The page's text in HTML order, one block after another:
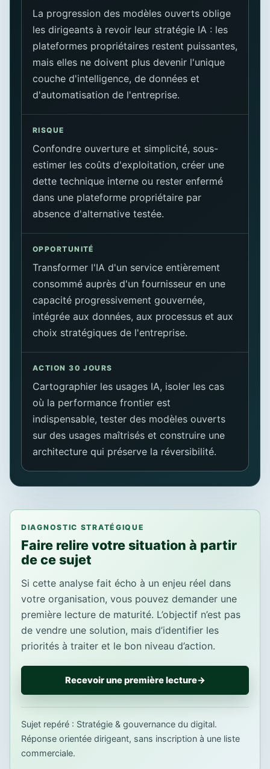
La progression des modèles ouverts oblige
les dirigeants à revoir leur stratégie IA : les
plateformes propriétaires restent puissantes,
mais elles ne doivent plus devenir l'unique
couche d'intelligence, de données et
d'automatisation de l'entreprise.
RISQUE
Confondre ouverture et simplicité, sous-
estimer les coûts d'exploitation, créer une
dette technique interne ou rester enfermé
dans une plateforme propriétaire par
absence d'alternative testée.
OPPORTUNITÉ
Transformer l'IA d'un service entièrement
consommé auprès d'un fournisseur en une
capacité progressivement gouvernée,
intégrée aux données, aux processus et aux
choix stratégiques de l'entreprise.
ACTION 30 JOURS
Cartographier les usages IA, isoler les cas
où la performance frontier est
indispensable, tester des modèles ouverts
sur des usages maîtrisés et construire une
architecture qui préserve la réversibilité.
DIAGNOSTIC STRATÉGIQUE
Faire relire votre situation à partir
de ce sujet
Si cette analyse fait écho à un enjeu réel dans
votre organisation, vous pouvez demander une
première lecture de maturité. L’objectif n’est pas
de vendre une solution, mais d’identifier les
priorités à traiter et le bon niveau d’action.
Recevoir une première lecture→
Sujet repéré : Stratégie & gouvernance du digital.
Réponse orientée dirigeant, sans inscription à une liste
commerciale.